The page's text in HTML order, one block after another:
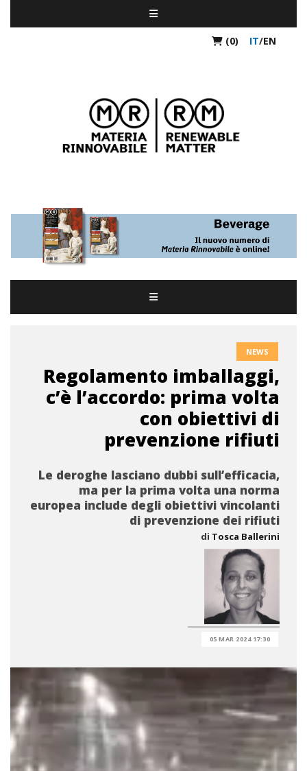
(0) IT/EN
NEWS
Regolamento imballaggi,
c’è l’accordo: prima volta
con obiettivi di
prevenzione rifiuti
Le deroghe lasciano dubbi sull’efficacia,
ma per la prima volta una norma
europea include degli obiettivi vincolanti
di prevenzione dei rifiuti
di Tosca Ballerini
05 MAR 2024 17:30